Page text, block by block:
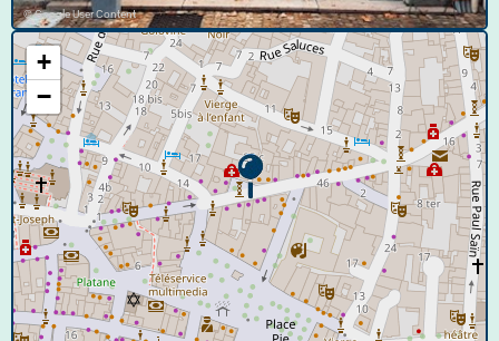
© Google User Content
+
−